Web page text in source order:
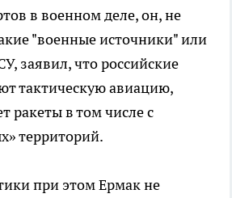
в военном деле, он, не
"военные источники" или
заявил, что российские
тактическую авиацию,
ракеты в том числе с
территорий.
при этом Ермак не